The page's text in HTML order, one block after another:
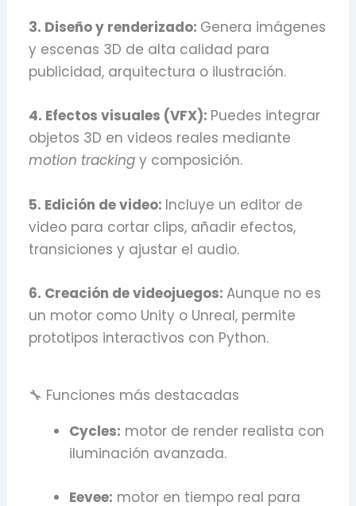
3. Diseño y renderizado: Genera imágenes
y escenas 3D de alta calidad para
publicidad, arquitectura o ilustración.
4. Efectos visuales (VFX): Puedes integrar
objetos 3D en videos reales mediante
motion tracking y composición.
5. Edición de video: Incluye un editor de
video para cortar clips, añadir efectos,
transiciones y ajustar el audio.
6. Creación de videojuegos:Aunque no es
un motor como Unity o Unreal, permite
prototipos interactivos con Python.
🔧 Funciones más destacadas
Cycles: motor de render realista con
iluminación avanzada.
Eevee: motor en tiempo real para